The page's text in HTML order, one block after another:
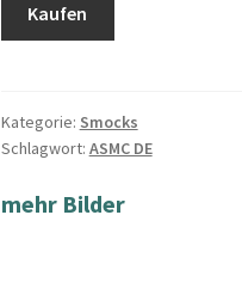
Kaufen
Kategorie: Smocks
Schlagwort: ASMC DE
mehr Bilder